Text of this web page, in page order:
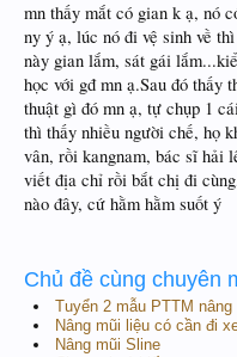
mn thấy mắt có gian k ạ, nó
ny ý ạ, lúc nó đi vệ sinh về
này gian lắm, sát gái
học với gđ mn ạ.Sau đó thấy
thuật gì đó mn ạ, tự chụp 1
thì thấy nhiều người chế, họ
vân, rồi kangnam, bác sĩ hải
viết địa chỉ rồi bắt chị đi
nào đây, cứ hằm hằm suốt ý
Chủ đề cùng chuyên
Tuyển 2 mẫu PTTM
Nâng mũi liệu có cần đi
Nâng mũi Sline